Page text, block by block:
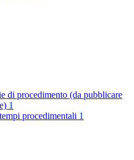
di procedimento (da pubblicare
1
procedimentali 1